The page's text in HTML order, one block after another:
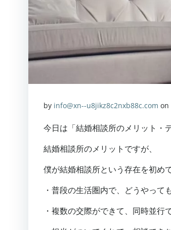
by info@xn--u8jikz8c2nxb88c.com on
今日は「結婚相談所のメリット・
結婚相談所のメリットですが、
僕が結婚相談所という存在を初め
・普段の生活圏内で、どうやって
・複数の交際ができて、同時並行